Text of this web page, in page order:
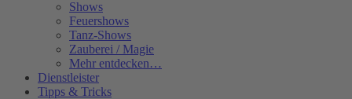
Shows
Feuershows
Tanz-Shows
Zauberei / Magie
Mehr entdecken…
Dienstleister
Tipps & Tricks